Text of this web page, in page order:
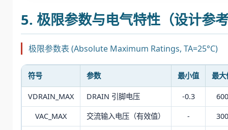
5. 极限参数与电气特性（设计参
极限参数表 (Absolute Maximum Ratings, TA=25°C)
符号 参数 最小值 最大
VDRAIN_MAX DRAIN 引脚电压 -0.3 600
VAC_MAX 交流输入电压（有效值） - 300